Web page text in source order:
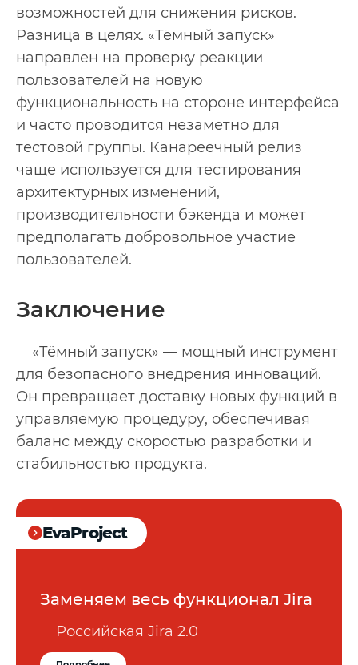
возможностей для снижения рисков.
Разница в целях. «Тёмный запуск»
направлен на проверку реакции
пользователей на новую
функциональность на стороне интерфейса
и часто проводится незаметно для
тестовой группы. Канареечный релиз
чаще используется для тестирования
архитектурных изменений,
производительности бэкенда и может
предполагать добровольное участие
пользователей.
Заключение
«Тёмный запуск» — мощный инструмент
для безопасного внедрения инноваций.
Он превращает доставку новых функций в
управляемую процедуру, обеспечивая
баланс между скоростью разработки и
стабильностью продукта.
EvaProject
Заменяем весь функционал Jira
Российская Jira 2.0